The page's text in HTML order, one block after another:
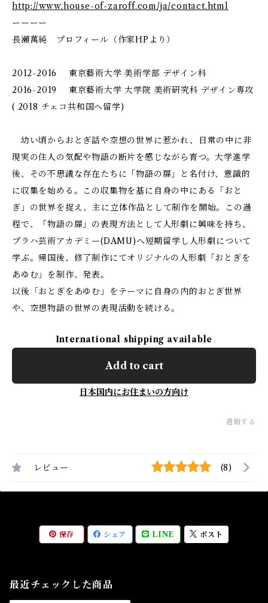
http://www.house-of-zaroff.com/ja/contact.html
ーーーー
長瀬萬純 プロフィール（作家HPより）
2012-2016 東京藝術大学 美術学部 デザイン科
2016-2019 東京藝術大学 大学院 美術研究科 デザイン専攻
( 2018 チェコ共和国へ留学)
幼い頃からおとぎ話や空想の世界に惹かれ、日常の中に非
現実の住人の気配や物語の断片を感じながら育つ。大学進学
後、その不思議な存在たちに「物語の扉」と名付け、意識的
に収集を始める。この収集物を基に自身の中にある「おと
ぎ」の世界を捉え、主に立体作品として制作を開始。この過
程で、「物語の扉」の表現方法として人形劇に興味を持ち、
プラハ芸術アカデミー(DAMU)へ短期留学し人形劇について
学ぶ。帰国後、修了制作にてオリジナルの人形劇「おとぎを
あゆむ」を制作、発表。
以後「おとぎをあゆむ」をテーマに自身の内的おとぎ世界
や、空想物語の世界の表現活動を続ける。
International shipping available
Add to cart
日本国内にお住まいの方向け
通報する
レビュー (8)
保存 シェア LINE ポスト
最近チェックした商品